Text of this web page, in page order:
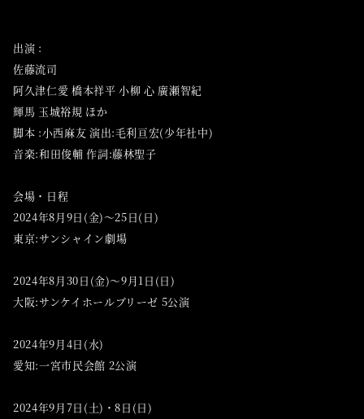
出演 :
佐藤流司
阿久津仁愛 橋本祥平 小柳 心 廣瀬智紀
輝馬 玉城裕規 ほか
脚本 :小西麻友 演出:毛利亘宏(少年社中)
音楽:和田俊輔 作詞:藤林聖子
会場・日程
2024年8月9日(金)～25日(日)
東京:サンシャイン劇場
2024年8月30日(金)～9月1日(日)
大阪:サンケイホールブリーゼ 5公演
2024年9月4日(水)
愛知:一宮市民会館 2公演
2024年9月7日(土)・8日(日)